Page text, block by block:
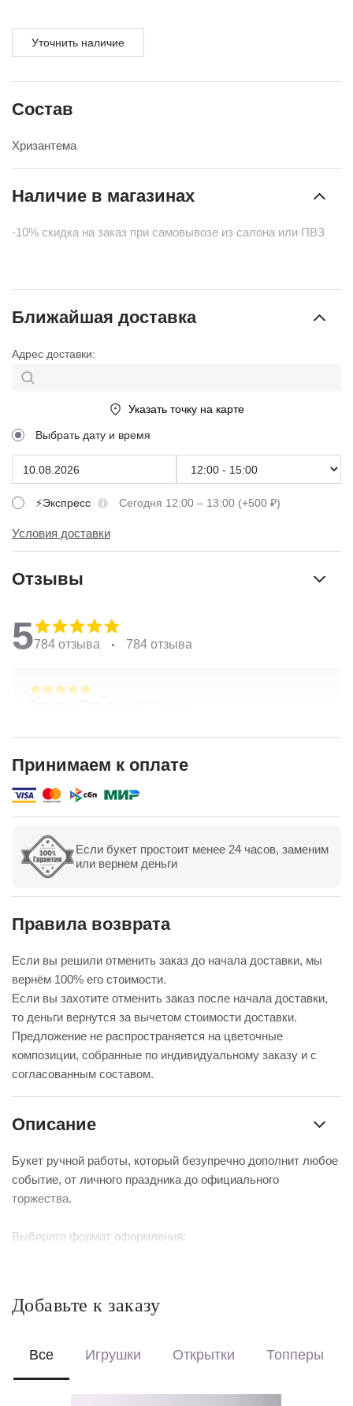
Уточнить наличие
Состав
Хризантема
Наличие в магазинах
-10% скидка на заказ при самовывозе из салона или ПВЗ
Ближайшая доставка
Адрес доставки:
Указать точку на карте
Выбрать дату и время
⚡Экспресс Сегодня 12:00 – 13:00 (+500 ₽)
Условия доставки
Отзывы
5784 отзыва 784 отзыва
очень аккуратно, выглядит даже лучше, чем на
вежлив. Отдельно спасибо менеджеру — помог с
выбором и учёл все пожелания. Обязательно
Показать все Оставить отзыв
Принимаем к оплате
Если букет простоит менее 24 часов, заменим
или вернем деньги
Правила возврата
Если вы решили отменить заказ до начала доставки, мы
вернём 100% его стоимости.
Если вы захотите отменить заказ после начала доставки,
то деньги вернутся за вычетом стоимости доставки.
Предложение не распространяется на цветочные
композиции, собранные по индивидуальному заказу и с
согласованным составом.
Описание
Букет ручной работы, который безупречно дополнит любое
событие, от личного праздника до официального
торжества.
Выберите формат оформления:
Перевяжем лентой – идеальный минималистичный вариант
Добавьте к заказу
Все Игрушки Открытки Топперы